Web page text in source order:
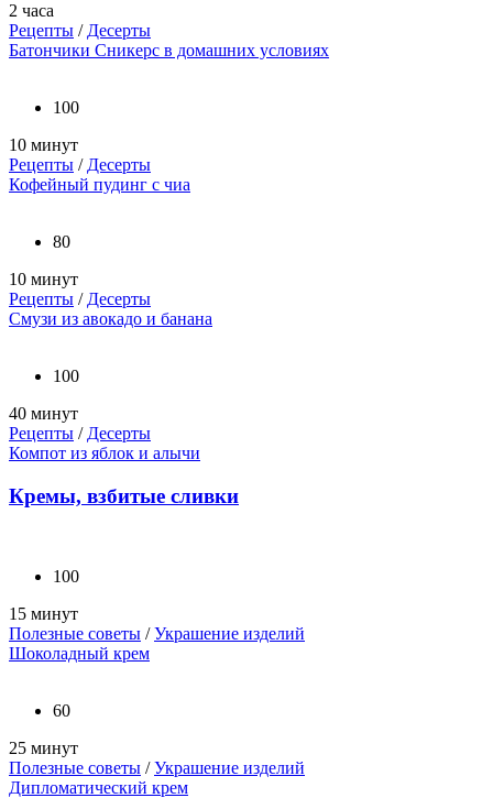
2 часа
Рецепты /Десерты
Батончики Сникерс в домашних условиях
100
10 минут
Рецепты /Десерты
Кофейный пудинг с чиа
80
10 минут
Рецепты /Десерты
Смузи из авокадо и банана
100
40 минут
Рецепты /Десерты
Компот из яблок и алычи
Кремы, взбитые сливки
100
15 минут
Полезные советы /Украшение изделий
Шоколадный крем
60
25 минут
Полезные советы /Украшение изделий
Дипломатический крем